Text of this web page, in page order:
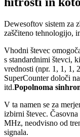
Dewesoftov sistem za
zaščiteno tehnologijo,
Vhodni števec
s standardnimi števci,
vrednosti (npr. 1, 1, 1,
SuperCounter določi
itd.Popolnoma
V ta namen se za
izbirni števec. Časovna
MHz, neodvisno od
signala.